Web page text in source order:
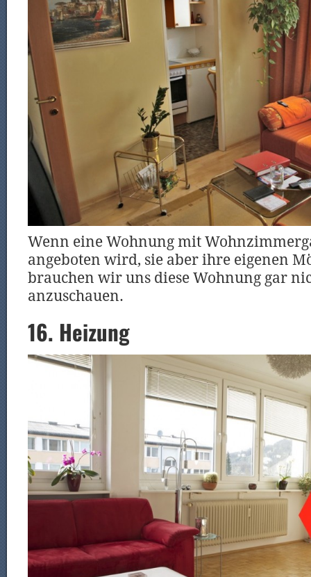
Wenn eine Wohnung mit
angeboten wird, sie aber ihre eigenen
brauchen wir uns diese Wohnung gar
anzuschauen.
16. Heizung